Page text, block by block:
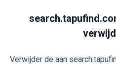
Verwijder de aan